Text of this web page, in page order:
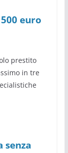
euro
prestito
in tre
senza